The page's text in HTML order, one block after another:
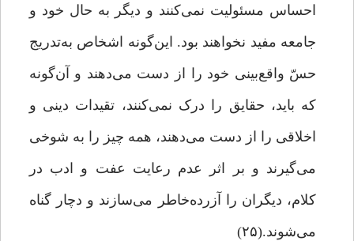
احساس مسئولیت نمی‌کنند و دیگر به حال خود و
جامعه مفید نخواهند بود. این‌گونه اشخاص به‌تدریج
حسّ واقع‌بینی خود را از دست می‌دهند و آن‌گونه
که باید، حقایق را درک نمی‌کنند، تقیدات دینی و
اخلاقی را از دست می‌دهند، همه چیز را به شوخی
می‌گیرند و بر اثر عدم رعایت عفت و ادب در
کلام، دیگران را آزرده‌خاطر می‌سازند و دچار گناه
می‌شوند.(۲۵)